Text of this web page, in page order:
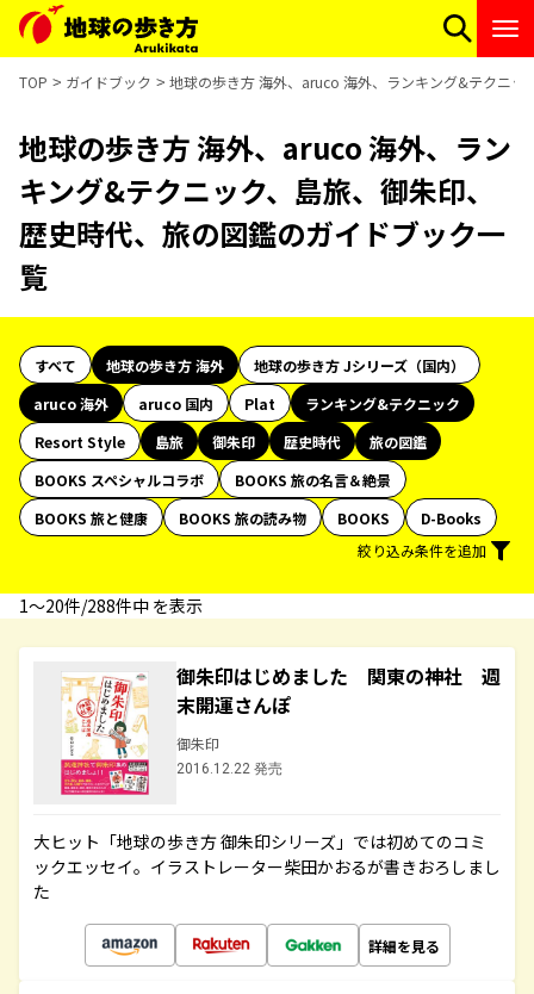
TOP ガイドブック 地球の歩き方 海外、aruco 海外、ランキング&テクニ
地球の歩き方 海外、aruco 海外、ラン
キング&テクニック、島旅、御朱印、
歴史時代、旅の図鑑のガイドブック一
覧
すべて 地球の歩き方 海外
地球の歩き方 Jシリーズ（国内）
aruco 海外
aruco 国内 Plat
ランキング&テクニック
Resort Style
島旅 御朱印 歴史時代
旅の図鑑
BOOKS スペシャルコラボ
BOOKS 旅の名言＆絶景
BOOKS 旅と健康
BOOKS 旅の読み物 BOOKS
D-Books
絞り込み条件を追加
1〜20件/288件中 を表示
御朱印はじめました 関東の神社 週
末開運さんぽ
御朱印
2016.12.22 発売
大ヒット「地球の歩き方 御朱印シリーズ」では初めてのコミ
ックエッセイ。イラストレーター柴田かおるが書きおろしまし
た
詳細を見る